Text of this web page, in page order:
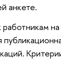
анкете.